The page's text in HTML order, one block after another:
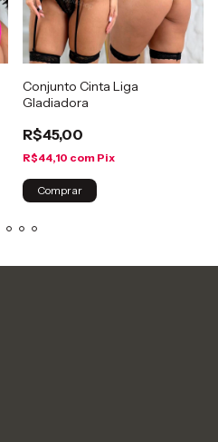
Conjunto Cinta Liga
Gladiadora
R$45,00
R$44,10 com Pix
Comprar